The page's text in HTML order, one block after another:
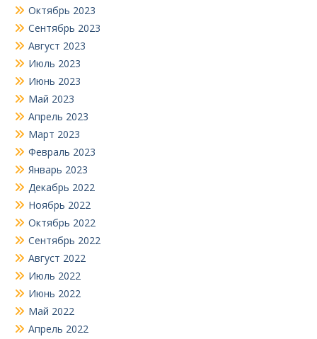
Октябрь 2023
Сентябрь 2023
Август 2023
Июль 2023
Июнь 2023
Май 2023
Апрель 2023
Март 2023
Февраль 2023
Январь 2023
Декабрь 2022
Ноябрь 2022
Октябрь 2022
Сентябрь 2022
Август 2022
Июль 2022
Июнь 2022
Май 2022
Апрель 2022